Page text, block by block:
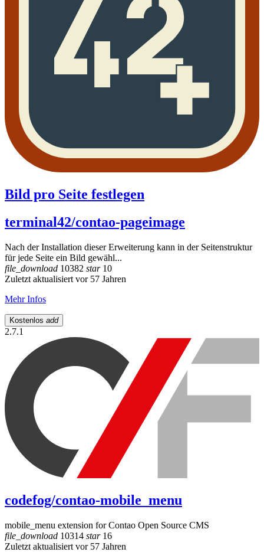
Bild pro Seite festlegen
terminal42/contao-pageimage
Nach der Installation dieser Erweiterung kann in der Seitenstruktur
für jede Seite ein Bild gewähl...
file_download 10382 star10
Zuletzt aktualisiert vor 57 Jahren
Mehr Infos
Kostenlos add
2.7.1
codefog/contao-mobile_menu
mobile_menu extension for Contao Open Source CMS
file_download 10314 star16
Zuletzt aktualisiert vor 57 Jahren